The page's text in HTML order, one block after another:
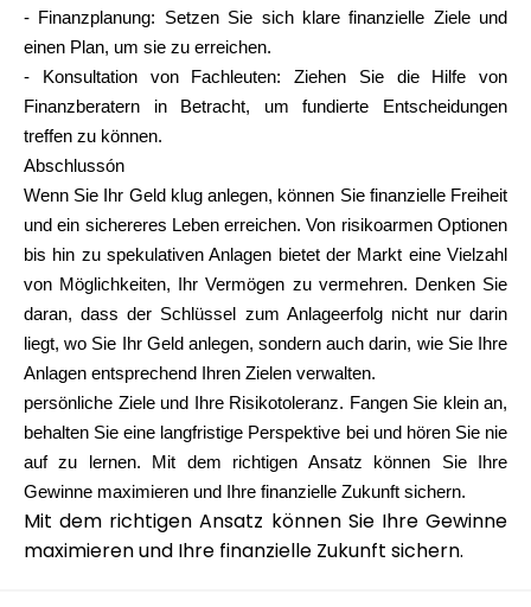
- Finanzplanung: Setzen Sie sich klare finanzielle Ziele und
einen Plan, um sie zu erreichen.
- Konsultation von Fachleuten: Ziehen Sie die Hilfe von
Finanzberatern in Betracht, um fundierte Entscheidungen
treffen zu können.
Abschlussón
Wenn Sie Ihr Geld klug anlegen, können Sie finanzielle Freiheit
und ein sichereres Leben erreichen. Von risikoarmen Optionen
bis hin zu spekulativen Anlagen bietet der Markt eine Vielzahl
von Möglichkeiten, Ihr Vermögen zu vermehren. Denken Sie
daran, dass der Schlüssel zum Anlageerfolg nicht nur darin
liegt, wo Sie Ihr Geld anlegen, sondern auch darin, wie Sie Ihre
Anlagen entsprechend Ihren Zielen verwalten.
persönliche Ziele und Ihre Risikotoleranz. Fangen Sie klein an,
behalten Sie eine langfristige Perspektive bei und hören Sie nie
auf zu lernen. Mit dem richtigen Ansatz können Sie Ihre
Gewinne maximieren und Ihre finanzielle Zukunft sichern.
Mit dem richtigen Ansatz können Sie Ihre Gewinne
maximieren und Ihre finanzielle Zukunft sichern.